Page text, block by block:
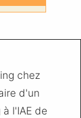
chez
d'un
l'IAE de